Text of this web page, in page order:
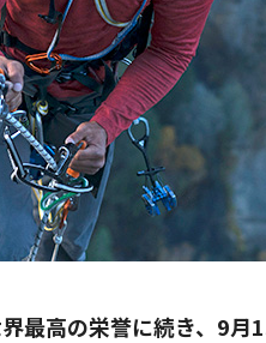
最高の栄誉に続き、9